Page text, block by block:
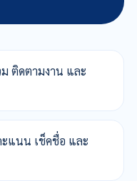
ติดตามงาน และ
ะแนน เช็คชื่อ และ